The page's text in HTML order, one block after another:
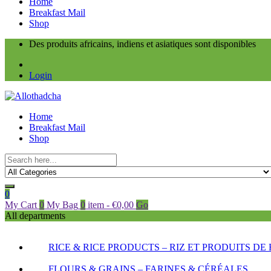
Breakfast Mail
Shop
Des produits africains, indiens et asiatiques sont disponibles
Login
Home
Breakfast Mail
Shop
0
My Cart 0 My Bag 0 item - €0,00 Go
All departments
RICE & RICE PRODUCTS – RIZ ET PRODUITS DE
FLOURS & GRAINS – FARINES & CÉRÉALES